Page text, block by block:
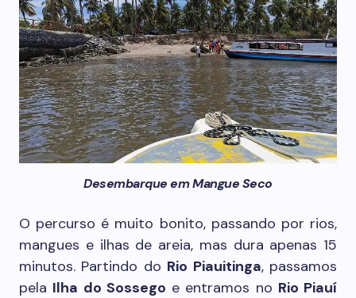
Desembarque em Mangue Seco
O percurso é muito bonito, passando por rios,
mangues e ilhas de areia, mas dura apenas 15
minutos. Partindo do Rio Piauitinga, passamos
pela Ilha do Sossego e entramos no Rio Piauí